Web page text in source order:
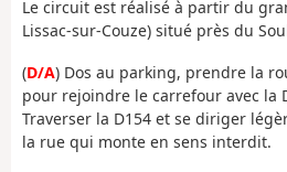
Le circuit est réalisé à partir du
Lissac-sur-Couze) situé près du
(D/A) Dos au parking, prendre la
pour rejoindre le carrefour avec la
Traverser la D154 et se diriger
la rue qui monte en sens interdit.